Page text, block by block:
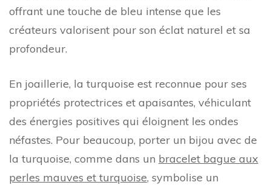
offrant une touche de bleu intense que les
créateurs valorisent pour son éclat naturel et sa
profondeur.
En joaillerie, la turquoise est reconnue pour ses
propriétés protectrices et apaisantes, véhiculant
des énergies positives qui éloignent les ondes
néfastes. Pour beaucoup, porter un bijou avec de
la turquoise, comme dans un bracelet bague aux
perles mauves et turquoise, symbolise un